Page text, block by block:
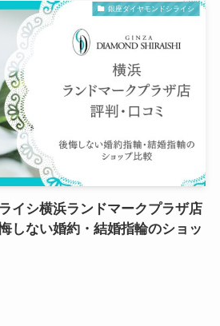
銀座ダイヤモンドシライシ
イシ横浜ランドマークプラザ店
しない婚約・結婚指輪のショッ